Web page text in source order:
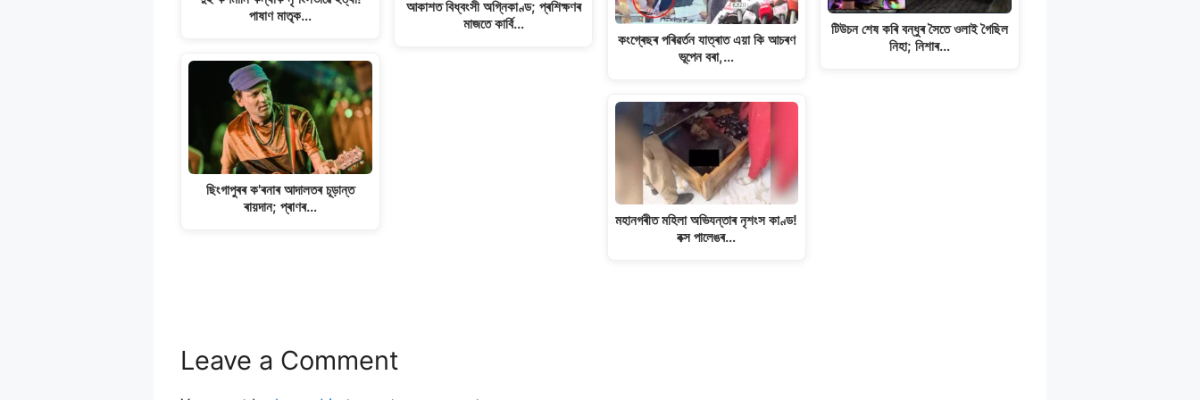
পাষাণ মাতৃক…
ছিংগাপুৰৰ ক'ৰনাৰ আদালতৰ চূড়ান্ত
ৰায়দান; প্ৰাণৰ…
আকাশত বিধ্বংসী অগ্নিকাণ্ড; প্ৰশিক্ষণৰ
মাজতে কাৰ্বি…
কংগ্ৰেছৰ পৰিৱৰ্তন যাত্ৰাত এয়া কি আচৰণ
ভূপেন বৰা,…
মহানগৰীত মহিলা অভিযন্তাৰ নৃশংস কাণ্ড!
বক্স পালেঙৰ…
টিউচন শেষ কৰি বন্ধুৰ সৈতে ওলাই গৈছিল
নিহা; নিশাৰ…
Leave a Comment